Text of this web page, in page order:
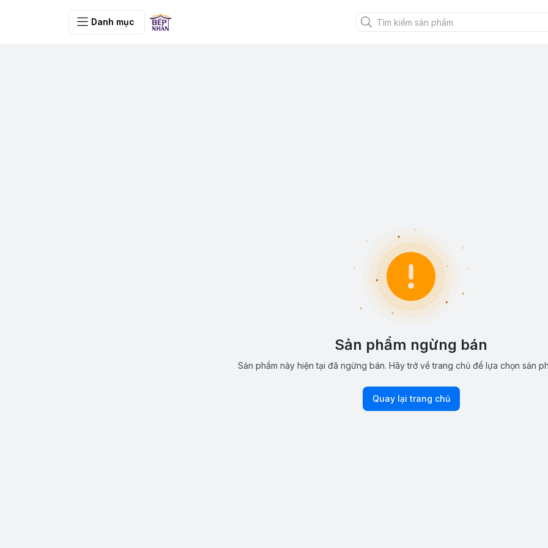
Danh mục
Sản phẩm ngừng bán
Sản phẩm này hiện tại đã ngừng bán. Hãy trở về trang chủ để lựa chọn sản
Quay lại trang chủ